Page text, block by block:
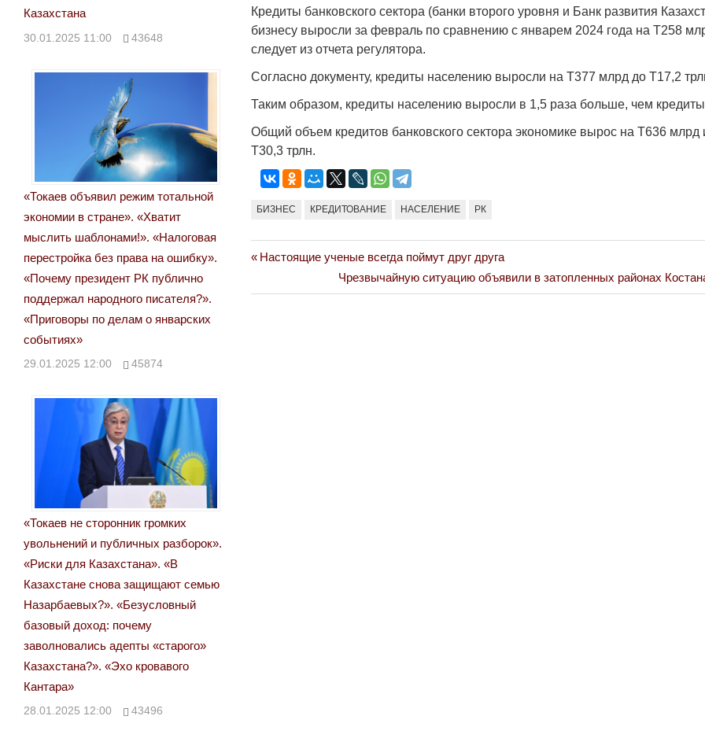
Кредиты банковского сектора (банки второго уровня и Банк развития
бизнесу выросли за февраль по сравнению с январем 2024 года на Т258
следует из отчета регулятора.
Согласно документу, кредиты населению выросли на Т377 млрд до Т17,2
Таким образом, кредиты населению выросли в 1,5 раза больше, чем кредиты
Общий объем кредитов банковского сектора экономике вырос на Т636 млрд
Т30,3 трлн.
БИЗНЕС КРЕДИТОВАНИЕ НАСЕЛЕНИЕ РК
Навигация
по
Previous
Настоящие ученые всегда поймут друг друга
Next
Post:
Чрезвычайную ситуацию объявили в затопленных районах
Казахстана
30.01.2025 11:00 43648
«Токаев объявил режим тотальной
экономии в стране». «Хватит
мыслить шаблонами!». «Налоговая
перестройка без права на ошибку».
«Почему президент РК публично
поддержал народного писателя?».
«Приговоры по делам о январских
событиях»
29.01.2025 12:00 45874
«Токаев не сторонник громких
увольнений и публичных разборок».
«Риски для Казахстана». «В
Казахстане снова защищают семью
Назарбаевых?». «Безусловный
базовый доход: почему
заволновались адепты «старого»
Казахстана?». «Эхо кровавого
Кантара»
28.01.2025 12:00 43496
Народ выбрал
17.10.2024